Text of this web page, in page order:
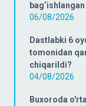
06/08/2026
Dastlabki 6
tomonidan
chiqarildi?
04/08/2026
Buxoroda